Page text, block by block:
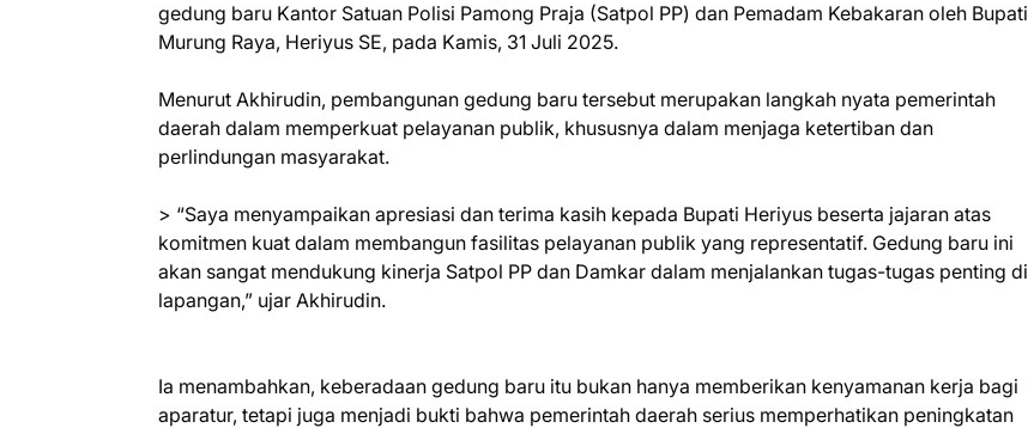
gedung baru Kantor Satuan Polisi Pamong Praja (Satpol PP) dan Pemadam Kebakaran oleh Bupati
Murung Raya, Heriyus SE, pada Kamis, 31 Juli 2025.
Menurut Akhirudin, pembangunan gedung baru tersebut merupakan langkah nyata pemerintah
daerah dalam memperkuat pelayanan publik, khususnya dalam menjaga ketertiban dan
perlindungan masyarakat.
> “Saya menyampaikan apresiasi dan terima kasih kepada Bupati Heriyus beserta jajaran atas
komitmen kuat dalam membangun fasilitas pelayanan publik yang representatif. Gedung baru ini
akan sangat mendukung kinerja Satpol PP dan Damkar dalam menjalankan tugas-tugas penting di
lapangan,” ujar Akhirudin.
Ia menambahkan, keberadaan gedung baru itu bukan hanya memberikan kenyamanan kerja bagi
aparatur, tetapi juga menjadi bukti bahwa pemerintah daerah serius memperhatikan peningkatan